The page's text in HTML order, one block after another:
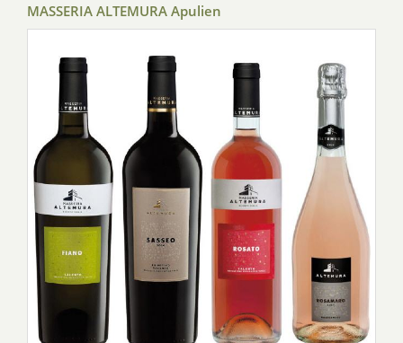
MASSERIA ALTEMURA Apulien